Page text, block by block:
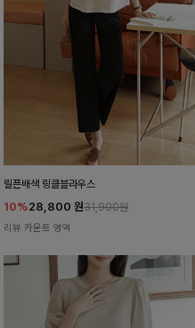
릴픈배색 링클블라우스
10%28,800 원31,900원
리뷰 카운트 영역